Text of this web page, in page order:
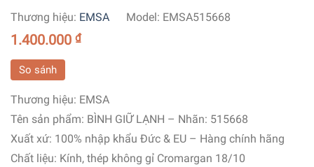
Thương hiệu: EMSA Model: EMSA515668
1.400.000 ₫
So sánh
Thương hiệu: EMSA
Tên sản phẩm: BÌNH GIỮ LẠNH – Nhãn: 515668
Xuất xứ: 100% nhập khẩu Đức & EU – Hàng chính hãng
Chất liệu: Kính, thép không gỉ Cromargan 18/10